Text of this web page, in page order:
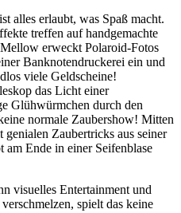
alles erlaubt, was Spaß macht.
treffen auf handgemachte
erweckt Polaroid-Fotos
Banknotendruckerei ein und
viele Geldscheine!
das Licht einer
Glühwürmchen durch den
normale Zaubershow! Mitten
Zaubertricks aus seiner
am Ende in einer Seifenblase
visuelles Entertainment und
spielt das keine